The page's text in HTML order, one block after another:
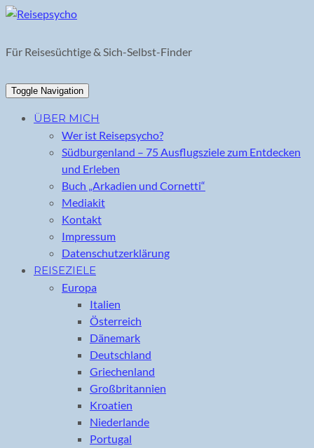
Skip
content
Für Reisesüchtige & Sich-Selbst-Finder
Toggle Navigation
ÜBER MICH
Wer ist Reisepsycho?
Südburgenland – 75 Ausflugsziele zum Entdecken
und Erleben
Buch „Arkadien und Cornetti“
Mediakit
Kontakt
Impressum
Datenschutzerklärung
REISEZIELE
Europa
Italien
Österreich
Dänemark
Deutschland
Griechenland
Großbritannien
Kroatien
Niederlande
Portugal